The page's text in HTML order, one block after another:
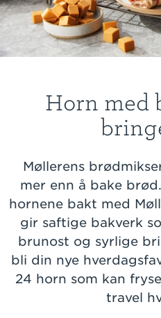
Horn med
Møllerens
mer enn å bake
hornene bakt med
gir saftige bakverk
brunost og syrlige
bli din nye
24 horn som kan
travel